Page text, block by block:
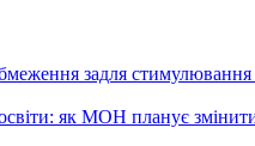
задля стимулювання
як МОН планує